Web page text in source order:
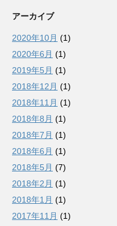
アーカイブ
2020年10月 (1)
2020年6月 (1)
2019年5月 (1)
2018年12月 (1)
2018年11月 (1)
2018年8月 (1)
2018年7月 (1)
2018年6月 (1)
2018年5月 (7)
2018年2月 (1)
2018年1月 (1)
2017年11月 (1)